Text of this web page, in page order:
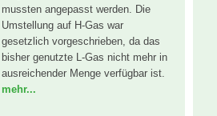
mussten angepasst werden. Die
Umstellung auf H-Gas war
gesetzlich vorgeschrieben, da das
bisher genutzte L-Gas nicht mehr in
ausreichender Menge verfügbar ist.
mehr...